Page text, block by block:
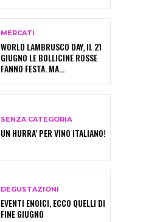
MERCATI
WORLD LAMBRUSCO DAY, IL 21
GIUGNO LE BOLLICINE ROSSE
FANNO FESTA. MA…
SENZA CATEGORIA
UN HURRA’ PER VINO ITALIANO!
DEGUSTAZIONI
EVENTI ENOICI, ECCO QUELLI DI
FINE GIUGNO